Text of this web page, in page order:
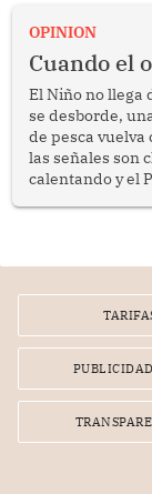
OPINION
Cuando el
El Niño no llega
se desborde,
de pesca vuelva
las señales son
calentando y el